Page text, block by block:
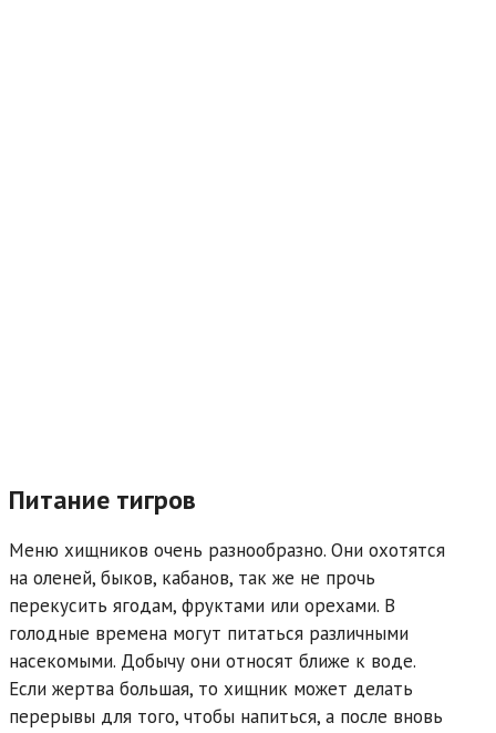
Питание тигров
Меню хищников очень разнообразно. Они охотятся
на оленей, быков, кабанов, так же не прочь
перекусить ягодам, фруктами или орехами. В
голодные времена могут питаться различными
насекомыми. Добычу они относят ближе к воде.
Если жертва большая, то хищник может делать
перерывы для того, чтобы напиться, а после вновь